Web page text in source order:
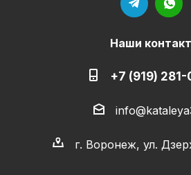
Наши
+7 (919)
г. Воронеж, ул.